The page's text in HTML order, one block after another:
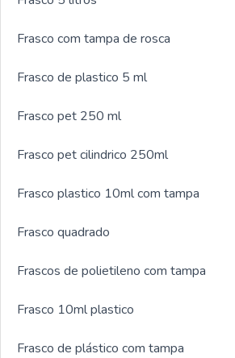
Frasco com tampa de rosca
Frasco de plastico 5 ml
Frasco pet 250 ml
Frasco pet cilindrico 250ml
Frasco plastico 10ml com tampa
Frasco quadrado
Frascos de polietileno com tampa
Frasco 10ml plastico
Frasco de plástico com tampa